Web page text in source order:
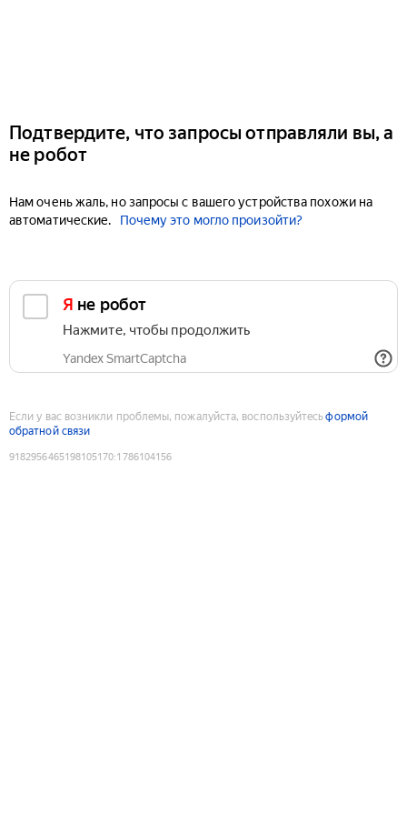
Подтвердите, что запросы отправляли вы, а
не робот
Нам очень жаль, но запросы с вашего устройства похожи на
автоматические.
Почему это могло произойти?
Я не робот
Нажмите, чтобы продолжить
Yandex SmartCaptcha
Если у вас возникли проблемы, пожалуйста, воспользуйтесьформой
обратной связи
9182956465198105170:1786104156